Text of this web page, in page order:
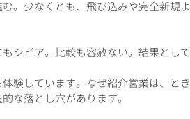
。少なくとも、飛び込みや完全新規よ
シビア。比較も容赦ない。結果として
験しています。なぜ紹介営業は、と
な落とし穴があります。